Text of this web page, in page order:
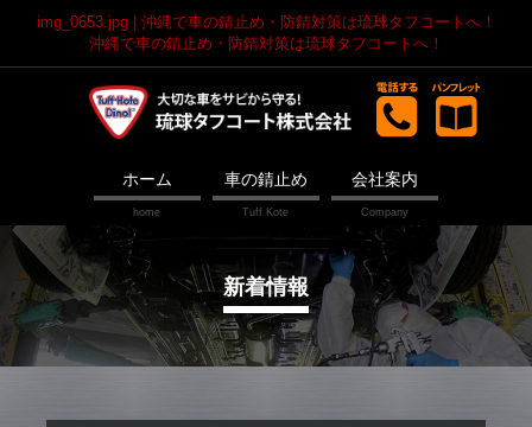
img_0653.jpg | 沖縄で車の錆止め・防錆対策は琉球タフコートへ！
沖縄で車の錆止め・防錆対策は琉球タフコートへ！
ホーム 車の錆止め 会社案内
新着情報